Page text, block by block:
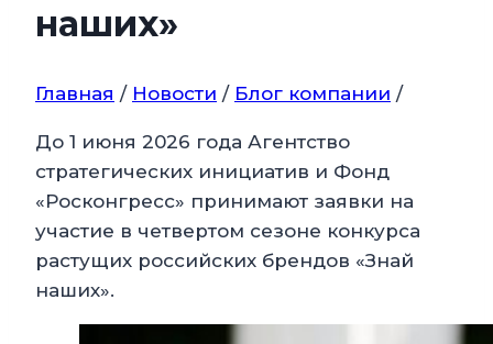
наших»
Главная / Новости / Блог компании /
До 1 июня 2026 года Агентство
стратегических инициатив и Фонд
«Росконгресс» принимают заявки на
участие в четвертом сезоне конкурса
растущих российских брендов «Знай
наших».